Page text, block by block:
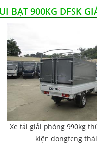
BẠT 900KG DFSK
Xe tải giải phóng 990kg
kiện dongfeng